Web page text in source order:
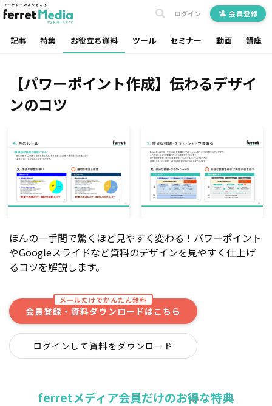
記事 特集 お役立ち資料 ツール セミナー 動画 講座
ログイン 会員登録
【パワーポイント作成】伝わるデザイ
ンのコツ
ほんの一手間で驚くほど見やすく変わる！パワーポイント
やGoogleスライドなど資料のデザインを見やすく仕上げ
るコツを解説します。
メールだけでかんたん無料
会員登録・資料ダウンロードはこちら
ログインして資料をダウンロード
ferretメディア会員だけのお得な特典